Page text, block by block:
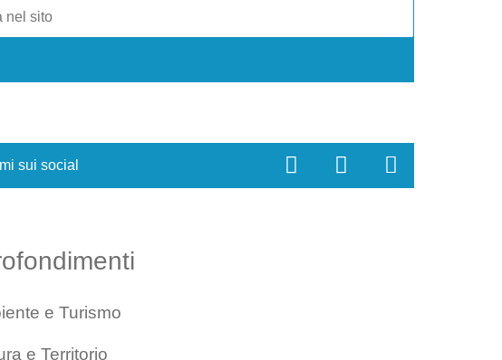
sui social
e Turismo
e Territorio